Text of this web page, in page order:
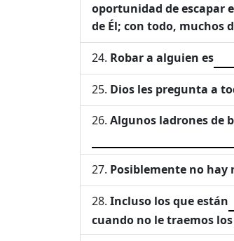
oportunidad de escapar
de Él; con todo, muchos
Robar a alguien es
Dios les pregunta a
Algunos ladrones de
Posiblemente no hay
Incluso los que están
cuando no le traemos